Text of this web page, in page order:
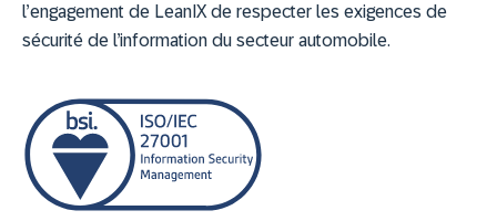
l’engagement de LeanIX de respecter les exigences de
sécurité de l’information du secteur automobile.